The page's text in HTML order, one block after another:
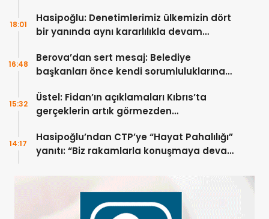
Hasipoğlu: Denetimlerimiz ülkemizin dört
bir yanında aynı kararlılıkla devam
18:01
Berova’dan sert mesaj: Belediye
başkanları önce kendi sorumluluklarına
16:48
Üstel: Fidan’ın açıklamaları Kıbrıs’ta
gerçeklerin artık görmezden
15:32
Hasipoğlu’ndan CTP’ye “Hayat Pahalılığı”
yanıtı: “Biz rakamlarla konuşmaya devam
14:17